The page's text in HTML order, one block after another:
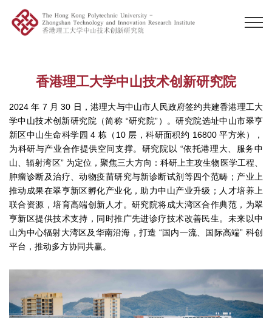
香港理工大学中山技术创新研究院
2024 年 7 月 30 日，港理大与中山市人民政府签约共建香港理工大
学中山技术创新研究院（简称 “研究院”）。研究院选址中山市翠亨
新区中山生命科学园 4 栋（10 层，科研面积约 16800 平方米），
为科研与产业合作提供空间支撑。研究院以 “依托港理大、服务中
山、辐射湾区” 为定位，聚焦三大方向：科研上主攻生物医学工程、
肿瘤诊断及治疗、动物疫苗研究与新诊断试剂等四个范畴；产业上
推动成果在翠亨新区孵化产业化，助力中山产业升级；人才培养上
联合资源，培育高端创新人才。研究院将成大湾区合作典范，为翠
亨新区提供技术支持，同时推广先进诊疗技术改善民生。未来以中
山为中心辐射大湾区及华南沿海，打造 “国内一流、国际高端” 科创
平台，推动多方协同共赢。